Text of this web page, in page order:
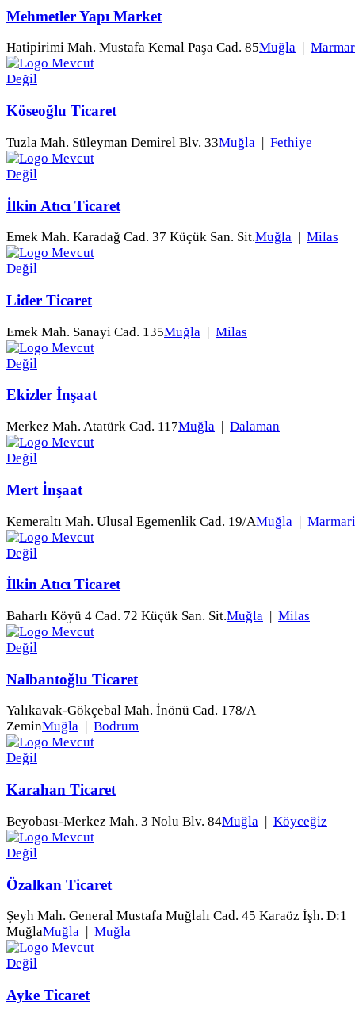
Mehmetler Yapı Market
Hatipirimi Mah. Mustafa Kemal Paşa Cad. 85Muğla
Köseoğlu Ticaret
Tuzla Mah. Süleyman Demirel Blv. 33Muğla | Fethiye
İlkin Atıcı Ticaret
Emek Mah. Karadağ Cad. 37 Küçük San. Sit.Muğla Milas
Lider Ticaret
Emek Mah. Sanayi Cad. 135Muğla | Milas
Ekizler İnşaat
Merkez Mah. Atatürk Cad. 117Muğla | Dalaman
Mert İnşaat
Kemeraltı Mah. Ulusal Egemenlik Cad. 19/AMuğla |
İlkin Atıcı Ticaret
Baharlı Köyü 4 Cad. 72 Küçük San. Sit.Muğla | Milas
Nalbantoğlu Ticaret
Yalıkavak-Gökçebal Mah. İnönü Cad. 178/A
ZeminMuğla Bodrum
Karahan Ticaret
Beyobası-Merkez Mah. 3 Nolu Blv. 84Muğla | Köyceğiz
Özalkan Ticaret
Şeyh Mah. General Mustafa Muğlalı Cad. 45 Karaöz İşh. D:1
MuğlaMuğla Muğla
Ayke Ticaret